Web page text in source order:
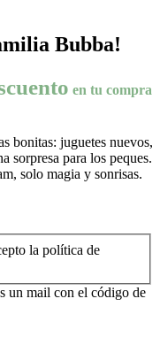
Bubba!
en tu compra
bonitas: juguetes nuevos,
sorpresa para los peques.
solo magia y sonrisas.
la política de
un mail con el código de